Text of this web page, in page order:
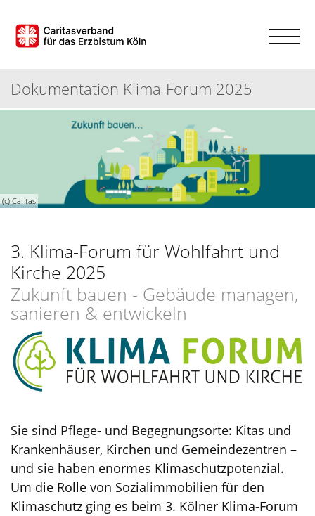
Dokumentation Klima-Forum 2025
(c) Caritas
3. Klima-Forum für Wohlfahrt und
Kirche 2025
Zukunft bauen - Gebäude managen,
sanieren & entwickeln
Sie sind Pflege- und Begegnungsorte: Kitas und
Krankenhäuser, Kirchen und Gemeindezentren –
und sie haben enormes Klimaschutzpotenzial.
Um die Rolle von Sozialimmobilien für den
Klimaschutz ging es beim 3. Kölner Klima-Forum